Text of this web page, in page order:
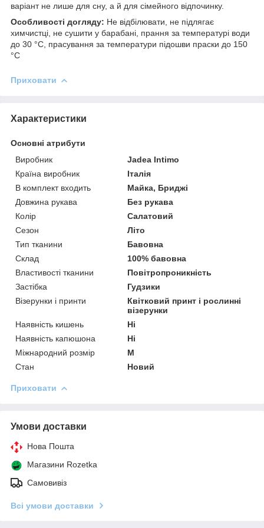
варіант не лише для сну, а й для сімейного відпочинку.
Особливості догляду: Не відбілювати, не підлягає
химчистці, не сушити у барабані, прання за температурі води
до 30 °C, прасування за температури підошви праски до 150
°C
Приховати
Характеристики
Основні атрибути
Виробник
Jadea Intimo
Країна виробник
Італія
В комплект входить
Майка, Бриджі
Довжина рукава
Без рукава
Колір
Салатовий
Сезон
Літо
Тип тканини
Бавовна
Склад
100% бавовна
Властивості тканини
Повітропроникність
Застібка
Гудзики
Візерунки і принти
Квітковий принт і рослинні
візерунки
Наявність кишень
Ні
Наявність капюшона
Ні
Міжнародний розмір
M
Стан
Новий
Приховати
Умови доставки
Нова Пошта
Магазини Rozetka
Самовивіз
Всі умови доставки